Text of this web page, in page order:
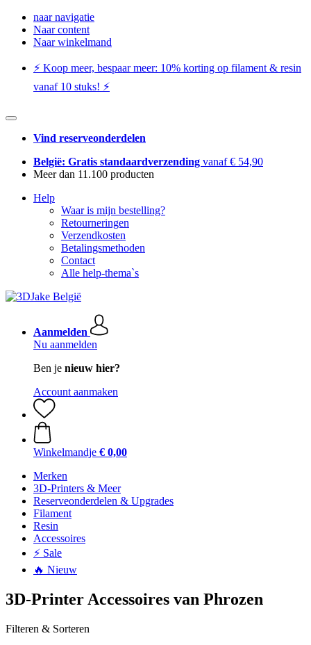
naar navigatie
Naar content
Naar winkelmand
⚡️ Koop meer, bespaar meer: ​​10% korting op filament & resin
vanaf 10 stuks! ⚡️
Vind reserveonderdelen
België: Gratis standaardverzending vanaf € 54,90
Meer dan 11.100 producten
Help
Waar is mijn bestelling?
Retourneringen
Verzendkosten
Betalingsmethoden
Contact
Alle help-thema`s
Aanmelden
Nu aanmelden
Ben je nieuw hier?
Account aanmaken
Winkelmandje € 0,00
Merken
3D-Printers & Meer
Reserveonderdelen & Upgrades
Filament
Resin
Accessoires
⚡ Sale
🔥 Nieuw
3D-Printer Accessoires van Phrozen
Filteren & Sorteren